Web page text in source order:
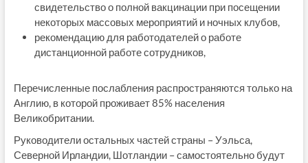
свидетельство о полной вакцинации при посещении
некоторых массовых мероприятий и ночных клубов,
рекомендацию для работодателей о работе
дистанционной работе сотрудников,
Перечисленные послабления распространяются только на
Англию, в которой проживает 85% населения
Великобритании.
Руководители остальных частей страны – Уэльса,
Северной Ирландии, Шотландии – самостоятельно будут